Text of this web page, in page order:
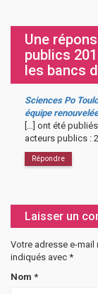
Une
publics
les bancs
Sciences Po
équipe
[…] ont été
acteurs publics :
Répondre
Laisser un
Votre adresse e-mail
indiqués avec *
Nom *